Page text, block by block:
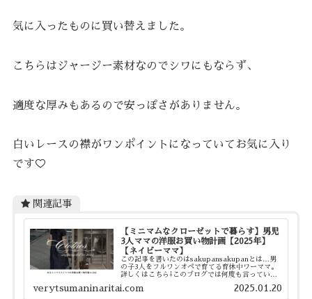
気に入ったものに買い替えました。
こちらはジャージー素材なのでシワにもならず、
適度な厚みもあるので安っぽさがありません。
白いレースの襟がワンポイントになっていてお気に入り
です♡
関連記事
【ミニマムなクローゼットで暮らす】男児
3人ママの洋服お買い物計画【2025年】
【ネイビーママ】
この記事を書いたのはsakupansakupanとは…男
の子3人をフルワンオペで育てる育休中ワーママ。
詳しくはこちら⇩このブログでは何度も言っていま
す。というか、本来クローゼットではないスペース
verytsumaninaritai.com 2025.01.20